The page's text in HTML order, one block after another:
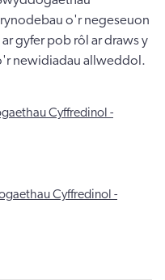
o'r negeseuon
gyfer pob rôl ar draws y
newidiadau allweddol.
Cyffredinol -
Cyffredinol -